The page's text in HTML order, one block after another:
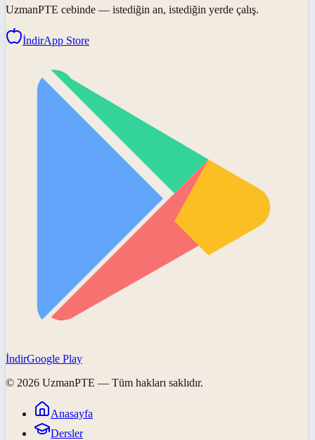
UzmanPTE cebinde — istediğin an, istediğin yerde çalış.
İndirApp Store
İndirGoogle Play
© 2026 UzmanPTE — Tüm hakları saklıdır.
Anasayfa
Dersler